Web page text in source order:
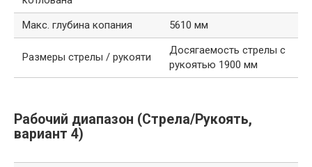
Макс. глубина копания
5610 мм
Размеры стрелы / рукояти
Досягаемость стрелы с
рукоятью 1900 мм
Рабочий диапазон (Стрела/Рукоять,
вариант 4)